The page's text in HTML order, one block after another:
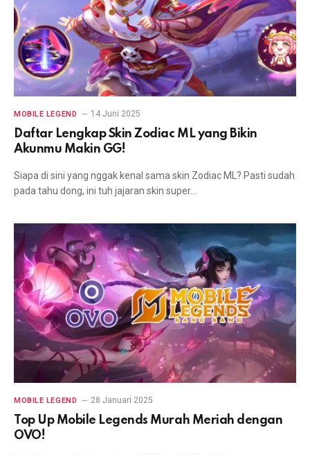
MOBILE LEGEND 14 Juni 2025
Daftar Lengkap Skin Zodiac ML yang Bikin
Akunmu Makin GG!
Siapa di sini yang nggak kenal sama skin Zodiac ML? Pasti sudah
pada tahu dong, ini tuh jajaran skin super…
MOBILE LEGEND 28 Januari 2025
Top Up Mobile Legends Murah Meriah dengan
OVO!